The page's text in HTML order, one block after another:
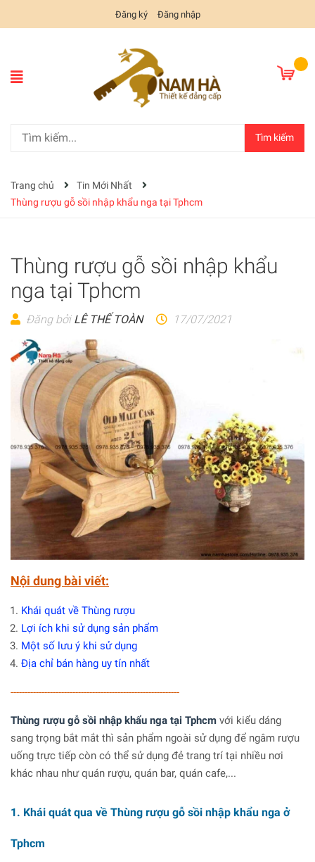
Đăng ký Đăng nhập
Tìm kiếm
Trang chủ
Tin Mới Nhất
Thùng rượu gỗ sồi nhập khẩu nga tại Tphcm
Thùng rượu gỗ sồi nhập khẩu
nga tại Tphcm
Đăng bởi LÊ THẾ TOÀN 17/07/2021
Nội dung bài viết:
Khái quát về Thùng rượu
Lợi ích khi sử dụng sản phẩm
Một số lưu ý khi sử dụng
Địa chỉ bán hàng uy tín nhất
------------------------------------------------------------
Thùng rượu gỗ sồi nhập khẩu nga tại Tphcm với kiểu dáng
sang trọng bắt mắt thì sản phẩm ngoài sử dụng để ngâm rượu
uống trực tiếp còn có thể sử dụng đẻ trang trí tại nhiều nơi
khác nhau như quán rượu, quán bar, quán cafe,...
1. Khái quát qua về Thùng rượu gỗ sồi nhập khẩu nga ở
Tphcm